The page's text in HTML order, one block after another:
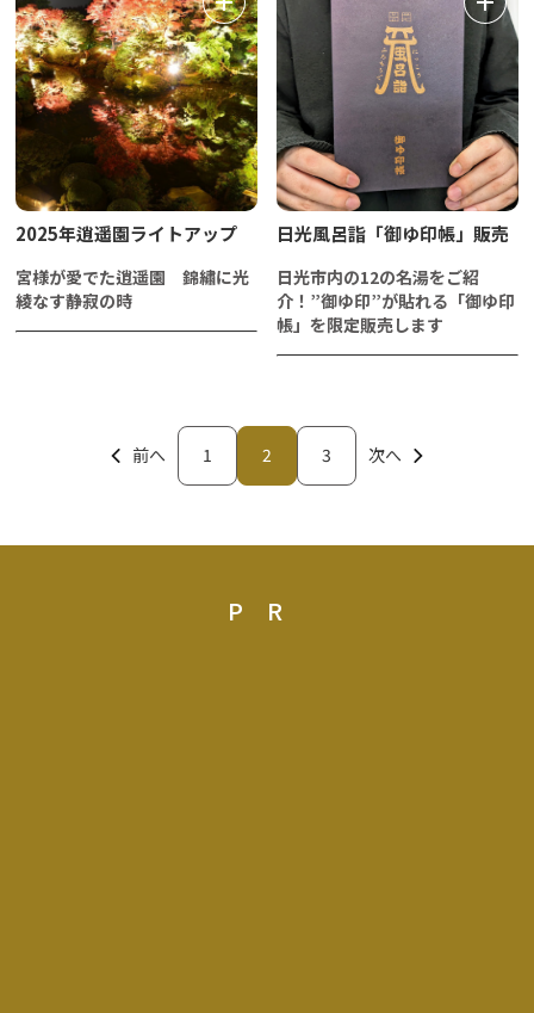
2025年逍遥園ライトアップ
宮様が愛でた逍遥園 錦繡に光
綾なす静寂の時
日光風呂詣「御ゆ印帳」販売
日光市内の12の名湯をご紹
介！”御ゆ印”が貼れる「御ゆ印
帳」を限定販売します
前へ 1 2 3 次へ
PR